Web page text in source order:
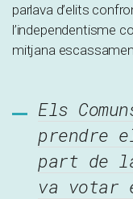
parlava d’elits
l’independentisme
mitjana
Els
prendre
part de
va votar